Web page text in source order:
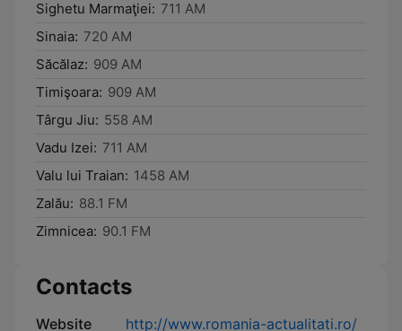
Sighetu Marmaţiei: 711 AM
Sinaia: 720 AM
Săcălaz: 909 AM
Timişoara: 909 AM
Târgu Jiu: 558 AM
Vadu Izei: 711 AM
Valu lui Traian: 1458 AM
Zalău: 88.1 FM
Zimnicea: 90.1 FM
Contacts
Website
http://www.romania-actualitati.ro/